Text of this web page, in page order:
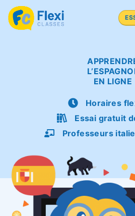
EN LIGNE
Horaires
Essai gratuit
Professeurs